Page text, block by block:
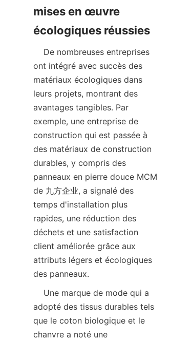
mises en œuvre
ont intégré avec succès des
matériaux écologiques dans
leurs projets, montrant des
avantages tangibles. Par
exemple, une entreprise de
construction qui est passée à
des matériaux de construction
durables, y compris des
panneaux en pierre douce MCM
de 九方企业, a signalé des
temps d'installation plus
rapides, une réduction des
déchets et une satisfaction
client améliorée grâce aux
attributs légers et écologiques
adopté des tissus durables tels
que le coton biologique et le
chanvre a noté une